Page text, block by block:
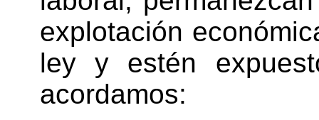
explotación
ley y estén
acordamos: